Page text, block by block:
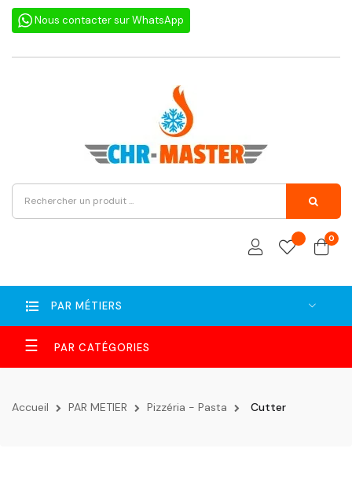
Nous contacter sur WhatsApp
0
PAR MÉTIERS
Basculer
la
navigation
☰
Accueil PAR METIER Pizzéria - Pasta Cutter